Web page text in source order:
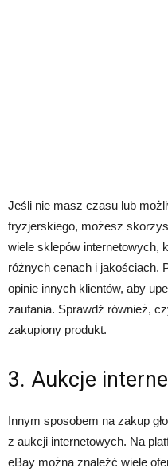
Jeśli nie masz czasu lub
fryzjerskiego, możesz
wiele sklepów internetowych,
różnych cenach i jakościach.
opinie innych klientów, aby
zaufania. Sprawdź również,
zakupiony produkt.
3. Aukcje
Innym sposobem na zakup
z aukcji internetowych. Na
eBay można znaleźć wiele